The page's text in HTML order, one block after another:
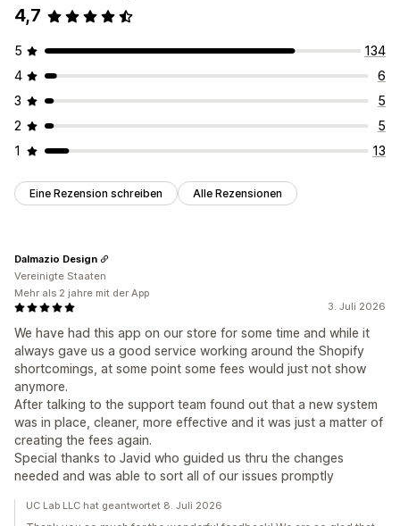
4,7
5
134
4
6
3
5
2
5
1
13
Eine Rezension schreiben Alle Rezensionen
3. Juli 2026
We have had this app on our store for some time and while it
always gave us a good service working around the Shopify
shortcomings, at some point some fees would just not show
anymore.
After talking to the support team found out that a new system
was in place, cleaner, more effective and it was just a matter of
creating the fees again.
Special thanks to Javid who guided us thru the changes
needed and was able to sort all of our issues promptly
Dalmazio Design
Vereinigte Staaten
Mehr als 2 jahre mit der App
UC Lab LLC hat geantwortet 8. Juli 2026